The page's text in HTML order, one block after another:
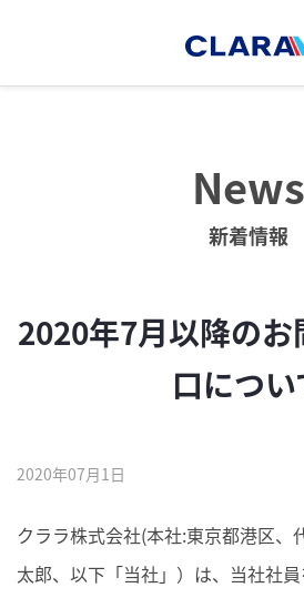
News
新着情報
2020年7月以降の
口につい
2020年07月1日
クララ株式会社(本社:東京都港区、
太郎、以下「当社」）は、当社社